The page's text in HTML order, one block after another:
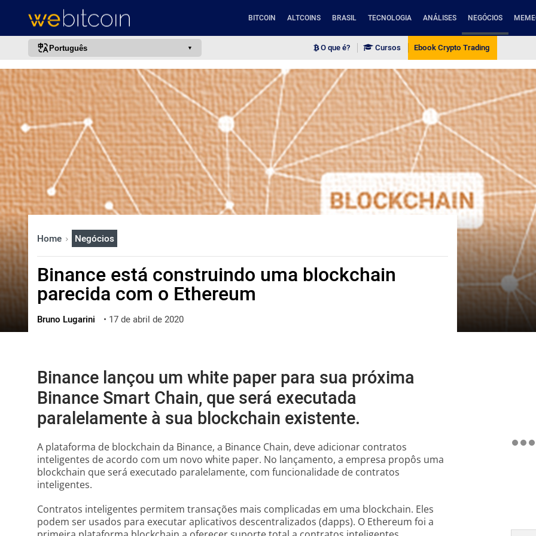
BITCOIN ALTCOINS BRASIL TECNOLOGIA ANÁLISES NEGÓCIOS
Português
português (BR)
english
español
français
italiano
deutsch
日本語
中文
한국어
العربية
ไทย
ქართული
O que é? Cursos Ebook Crypto Trading
Home Negócios
Binance está construindo uma blockchain
parecida com o Ethereum
Bruno Lugarini • 17 de abril de 2020
Binance lançou um white paper para sua próxima
Binance Smart Chain, que será executada
paralelamente à sua blockchain existente.
A plataforma de blockchain da Binance, a Binance Chain, deve adicionar contratos
inteligentes de acordo com um novo white paper. No lançamento, a empresa propôs uma
blockchain que será executado paralelamente, com funcionalidade de contratos
inteligentes.
Contratos inteligentes permitem transações mais complicadas em uma blockchain. Eles
podem ser usados para executar aplicativos descentralizados (dapps). O Ethereum foi a